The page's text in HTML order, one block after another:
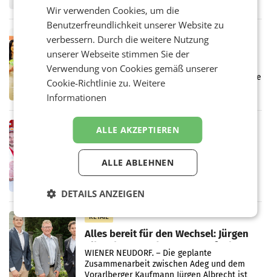
wieder Gewinn gemacht und die
Markterwartung deutlich übertroffen.
Eine Bühne für Zirkularität: ARA und
Müller informieren am POS über
Kreislauffähigkeit
Über den gesamten August hinweg rücken die
Altstoff Recycling Austria AG (ARA) und der
Handelskonzern Müller die Initiative
RETAIL
Penny modernisiert zwei Filialen in
Ober- und Niederösterreich
WIENER NEUDORF. – Im Rahmen einer
laufenden Modernisierungsoffensive
Oberösterreich. Die beiden Standorte liegen
RETAIL
Alles bereit für den Wechsel: Jürgen
Albrecht setzt ab 1.1.2027 auf Adeg
WIENER NEUDORF. – Die geplante
Zusammenarbeit zwischen Adeg und dem
Vorarlberger Kaufmann Jürgen Albrecht ist
Wir verwenden Cookies, um die
Benutzerfreundlichkeit unserer Website zu
verbessern. Durch die weitere Nutzung
unserer Webseite stimmen Sie der
Verwendung von Cookies gemäß unserer
Cookie-Richtlinie zu.Weitere
Informationen
ALLE AKZEPTIEREN
ALLE ABLEHNEN
DETAILS ANZEIGEN